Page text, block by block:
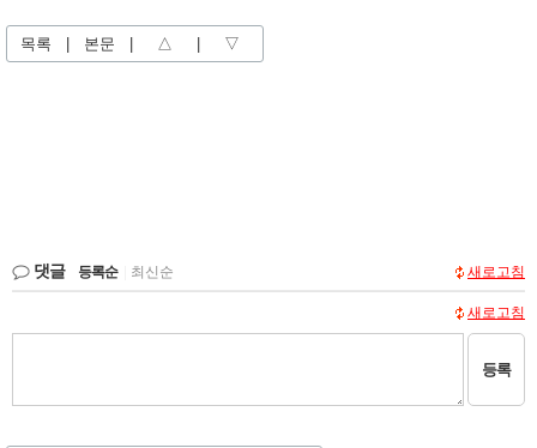
목록 본문 △ ▽
댓글 등록순 최신순 새로고침
새로고침
등록